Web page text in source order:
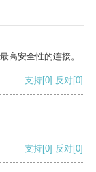
高安全性的连接。
支持[0] 反对[0]
支持[0] 反对[0]